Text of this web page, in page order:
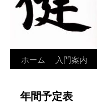
コ
テ
ホーム 入門案内
年間予定表